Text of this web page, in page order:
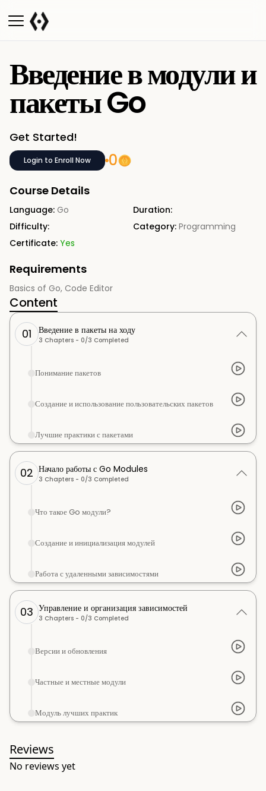
Введение в модули и
пакеты Go
Get Started!
Login to Enroll Now 0
Course Details
Language: Go
Duration:
Difficulty:
Category: Programming
Certificate: Yes
Requirements
Basics of Go, Code Editor
Content
01 Введение в пакеты на ходу
3 Chapters - 0/3 Completed
Понимание пакетов
Создание и использование пользовательских пакетов
Лучшие практики с пакетами
02 Начало работы с Go Modules
3 Chapters - 0/3 Completed
Что такое Go модули?
Создание и инициализация модулей
Работа с удаленными зависимостями
03 Управление и организация зависимостей
3 Chapters - 0/3 Completed
Версии и обновления
Частные и местные модули
Модуль лучших практик
Reviews
No reviews yet